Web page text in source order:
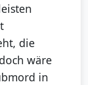
die
wäre
in